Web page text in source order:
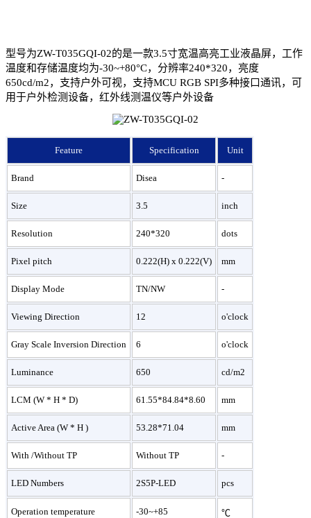
型号为ZW-T035GQI-02的是一款3.5寸宽温高亮工业液晶屏，工作
温度和存储温度均为-30~+80°C，分辨率240*320，亮度
650cd/m2，支持户外可视，支持MCU RGB SPI多种接口通讯，可
用于户外检测设备，红外线测温仪等户外设备
Feature Specification Unit
Brand Disea -
Size 3.5 inch
Resolution 240*320 dots
Pixel pitch 0.222(H) x 0.222(V) mm
Display Mode TN/NW -
Viewing Direction 12 o'clock
Gray Scale Inversion Direction 6 o'clock
Luminance 650 cd/m2
LCM (W * H * D) 61.55*84.84*8.60 mm
Active Area (W * H ) 53.28*71.04 mm
With /Without TP Without TP -
LED Numbers 2S5P-LED pcs
Operation temperature -30~+85 ℃